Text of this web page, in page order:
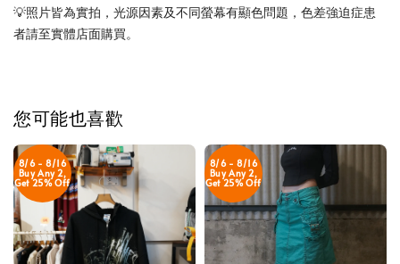
💡照片皆為實拍，光源因素及不同螢幕有顯色問題，色差強迫症患
者請至實體店面購買。
您可能也喜歡
8/6 - 8/16
Buy Any 2,
Get 25% Off
8/6 - 8/16
Buy Any 2,
Get 25% Off